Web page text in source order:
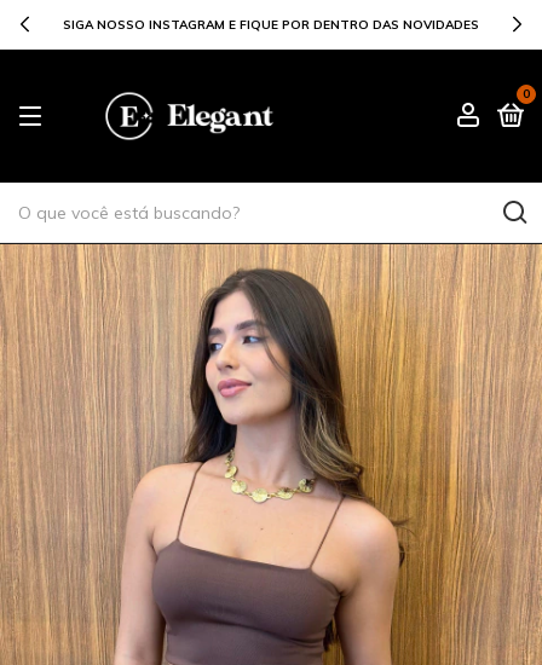
SIGA NOSSO INSTAGRAM E FIQUE POR DENTRO DAS NOVIDADES
0